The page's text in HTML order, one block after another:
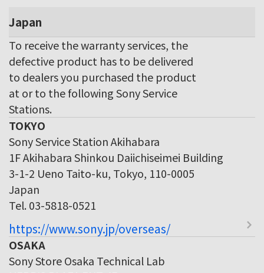
Japan
To receive the warranty services, the
defective product has to be delivered
to dealers you purchased the product
at or to the following Sony Service
Stations.
TOKYO
Sony Service Station Akihabara
1F Akihabara Shinkou Daiichiseimei Building
3-1-2 Ueno Taito-ku, Tokyo, 110-0005
Japan
Tel. 03-5818-0521
https://www.sony.jp/overseas/
OSAKA
Sony Store Osaka Technical Lab